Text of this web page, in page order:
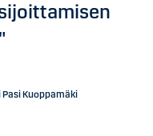
Kuoppamäki